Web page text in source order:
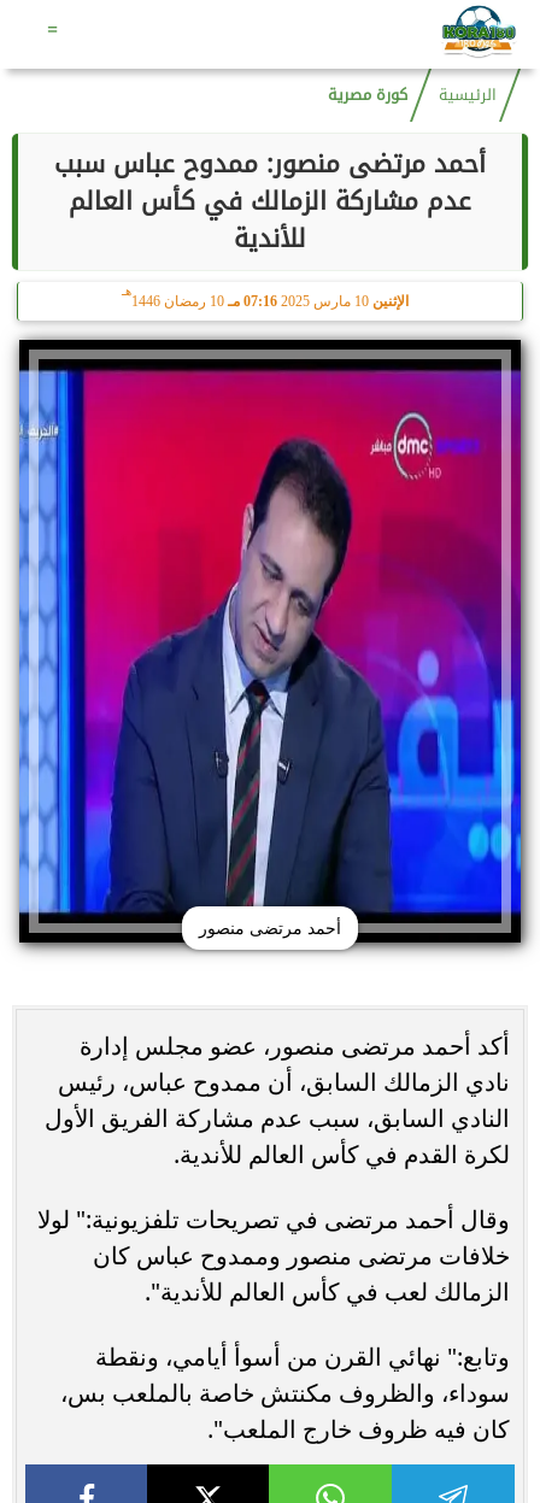
=
الرئيسية كورة مصرية
أحمد مرتضى منصور: ممدوح عباس سبب
عدم مشاركة الزمالك في كأس العالم
للأندية
الإثنين 07:16 مـ 10 رمضان 1446
هـ
أحمد مرتضى منصور
أكد أحمد مرتضى منصور، عضو مجلس إدارة
نادي الزمالك السابق، أن ممدوح عباس، رئيس
النادي السابق، سبب عدم مشاركة الفريق الأول
لكرة القدم في كأس العالم للأندية.
وقال أحمد مرتضى في تصريحات تلفزيونية:" لولا
خلافات مرتضى منصور وممدوح عباس كان
الزمالك لعب في كأس العالم للأندية".
وتابع:" نهائي القرن من أسوأ أيامي، ونقطة
سوداء، والظروف مكنتش خاصة بالملعب بس،
كان فيه ظروف خارج الملعب".